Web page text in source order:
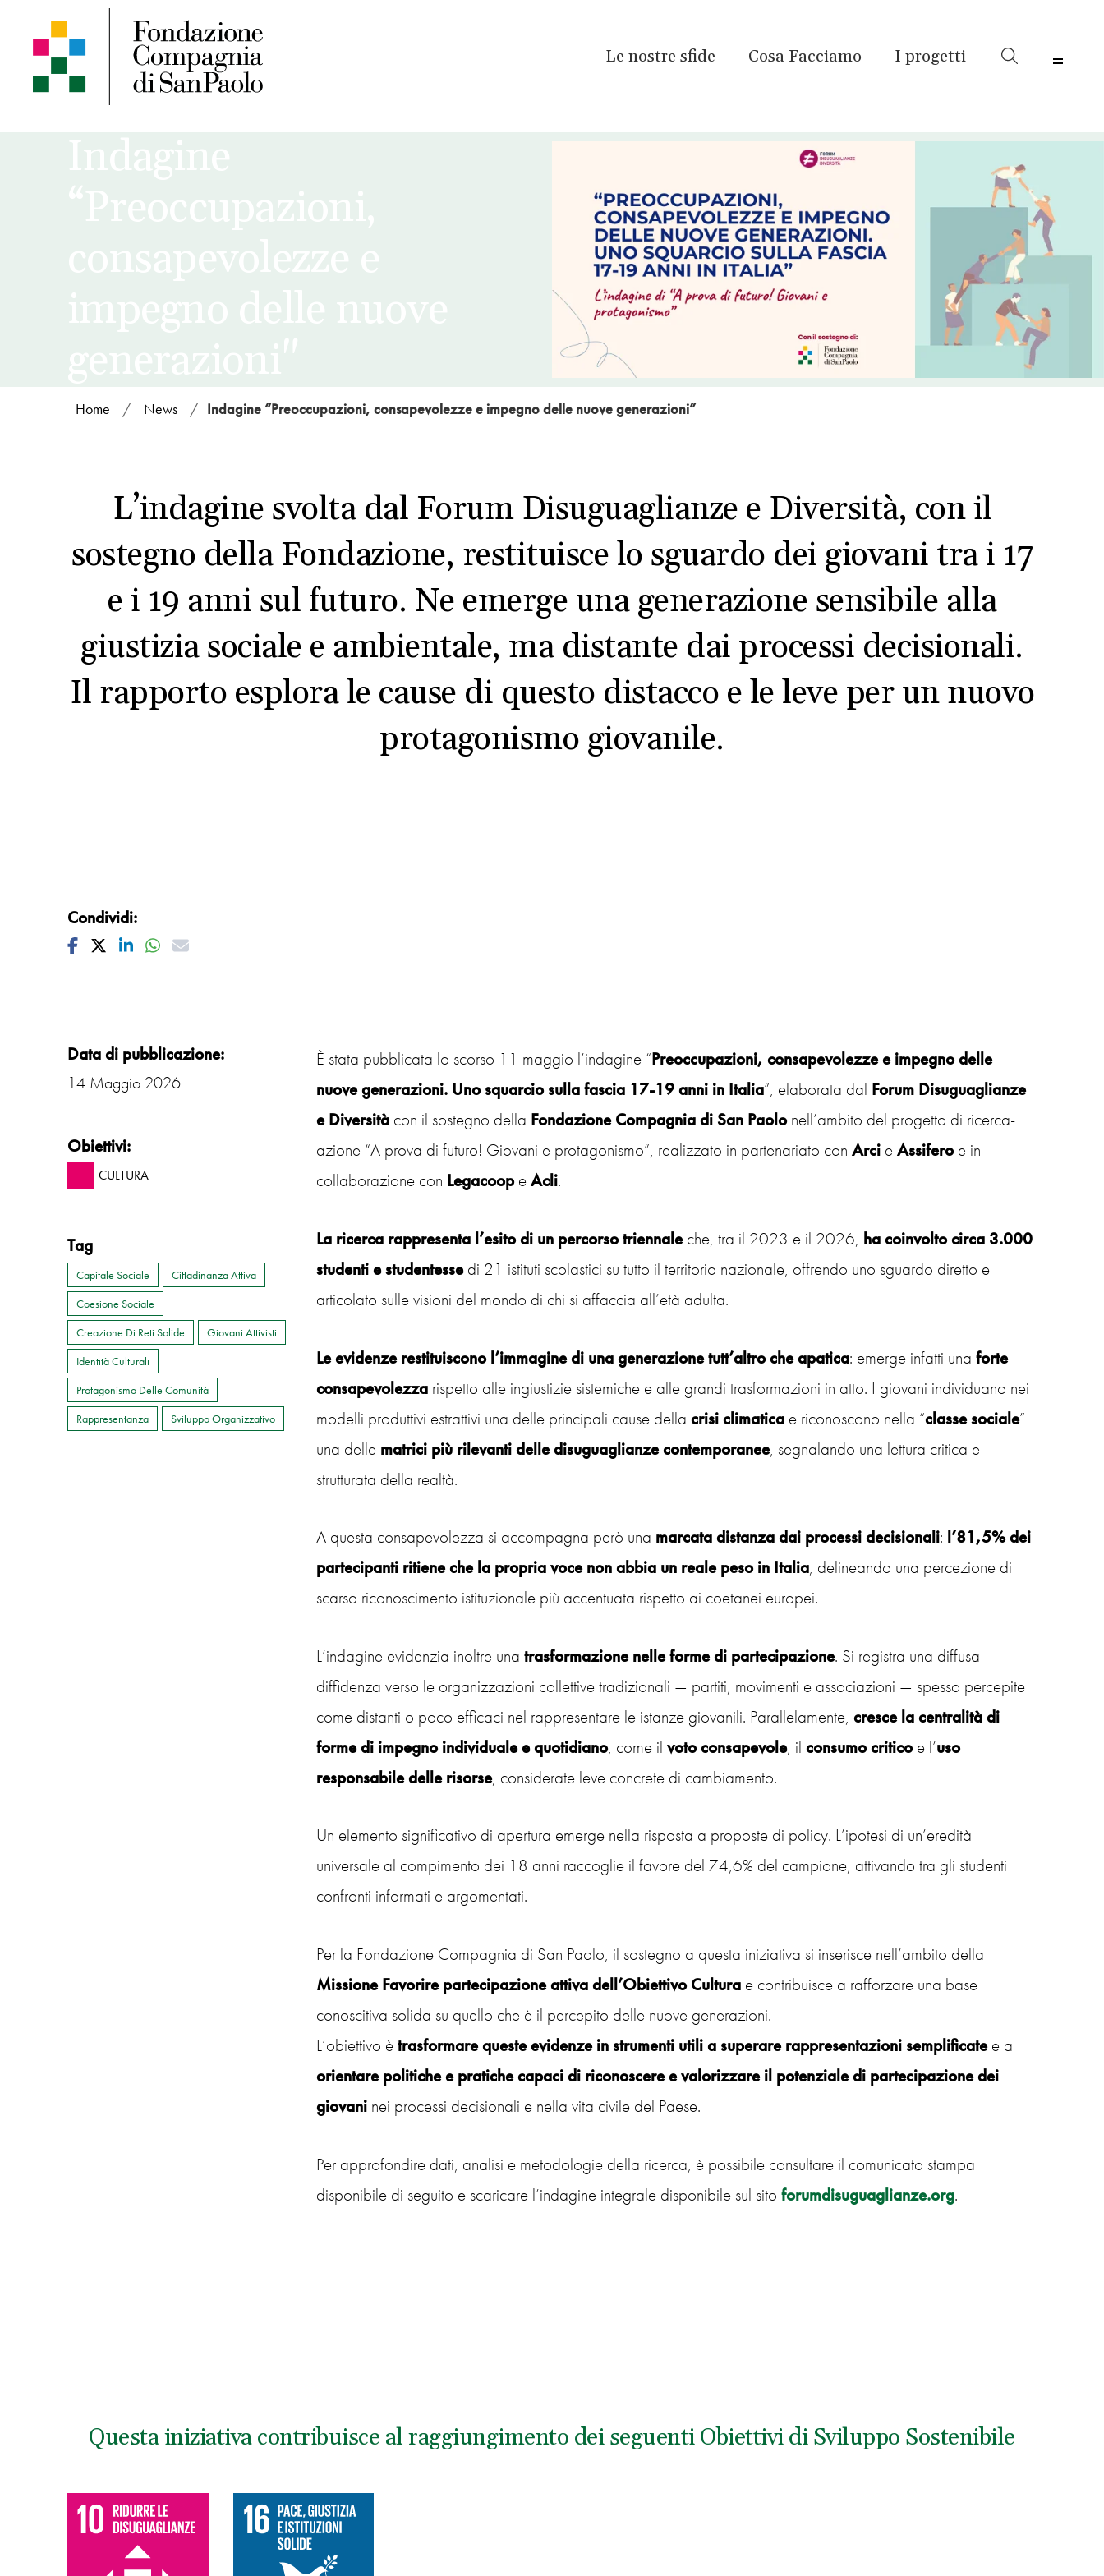
Le nostre sfide Cosa Facciamo I progetti
Home / News / Indagine “Preoccupazioni, consapevolezze e impegno delle nuove generazioni”
L’indagine svolta dal Forum Disuguaglianze e Diversità, con il
sostegno della Fondazione, restituisce lo sguardo dei giovani tra i 17
e i 19 anni sul futuro. Ne emerge una generazione sensibile alla
giustizia sociale e ambientale, ma distante dai processi decisionali.
Il rapporto esplora le cause di questo distacco e le leve per un nuovo
protagonismo giovanile.
Condividi:
Facebook
TwitterLinkedinWhatsapp
Mail
Data di pubblicazione:
14 Maggio 2026
Obiettivi:
CULTURA
Tag
Capitale Sociale
Cittadinanza Attiva
Coesione Sociale
Creazione Di Reti Solide
Giovani Attivisti
Identità Culturali
Protagonismo Delle Comunità
Rappresentanza
Sviluppo Organizzativo
È stata pubblicata lo scorso 11 maggio l’indagine “Preoccupazioni, consapevolezze e impegno delle
nuove generazioni. Uno squarcio sulla fascia 17-19 anni in Italia”, elaborata dal Forum Disuguaglianze
e Diversitàcon il sostegno della Fondazione Compagnia di San Paolonell’ambito del progetto di ricerca-
azione “A prova di futuro! Giovani e protagonismo”, realizzato in partenariato con ArcieAssiferoe in
collaborazione con LegacoopeAcli.
La ricerca rappresenta l’esito di un percorso triennaleche, tra il 2023 e il 2026, ha coinvolto circa 3.000
studenti e studentessedi 21 istituti scolastici su tutto il territorio nazionale, offrendo uno sguardo diretto e
articolato sulle visioni del mondo di chi si affaccia all’età adulta.
Le evidenze restituiscono l’immagine di una generazione tutt’altro che apatica: emerge infatti una forte
consapevolezzarispetto alle ingiustizie sistemiche e alle grandi trasformazioni in atto. I giovani individuano nei
modelli produttivi estrattivi una delle principali cause della crisi climaticae riconoscono nella “classe sociale”
una delle matrici più rilevanti delle disuguaglianze contemporanee, segnalando una lettura critica e
strutturata della realtà.
A questa consapevolezza si accompagna però una marcata distanza dai processi decisionali: l’81,5% dei
partecipanti ritiene che la propria voce non abbia un reale peso in Italia, delineando una percezione di
scarso riconoscimento istituzionale più accentuata rispetto ai coetanei europei.
L’indagine evidenzia inoltre una trasformazione nelle forme di partecipazione. Si registra una diffusa
diffidenza verso le organizzazioni collettive tradizionali — partiti, movimenti e associazioni — spesso percepite
come distanti o poco efficaci nel rappresentare le istanze giovanili. Parallelamente, cresce la centralità di
forme di impegno individuale e quotidiano, come il voto consapevole, il consumo criticoe l’uso
responsabile delle risorse, considerate leve concrete di cambiamento.
Un elemento significativo di apertura emerge nella risposta a proposte di policy. L’ipotesi di un’eredità
universale al compimento dei 18 anni raccoglie il favore del 74,6% del campione, attivando tra gli studenti
confronti informati e argomentati.
Per la Fondazione Compagnia di San Paolo, il sostegno a questa iniziativa si inserisce nell’ambito della
Missione Favorire partecipazione attiva dell’Obiettivo Culturae contribuisce a rafforzare una base
conoscitiva solida su quello che è il percepito delle nuove generazioni.
L’obiettivo ètrasformare queste evidenze in strumenti utili a superare rappresentazioni semplificatee a
orientare politiche e pratiche capaci di riconoscere e valorizzare il potenziale di partecipazione dei
giovaninei processi decisionali e nella vita civile del Paese.
Per approfondire dati, analisi e metodologie della ricerca, è possibile consultare il comunicato stampa
disponibile di seguito e scaricare l’indagine integrale disponibile sul sito forumdisuguaglianze.org.
Questa iniziativa contribuisce al raggiungimento dei seguenti Obiettivi di Sviluppo Sostenibile